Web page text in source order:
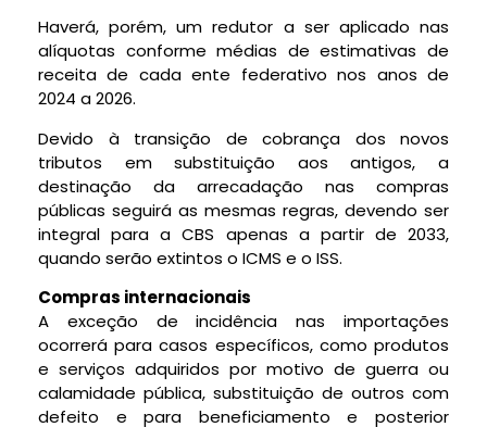
Haverá, porém, um redutor a ser aplicado nas
alíquotas conforme médias de estimativas de
receita de cada ente federativo nos anos de
2024 a 2026.
Devido à transição de cobrança dos novos
tributos em substituição aos antigos, a
destinação da arrecadação nas compras
públicas seguirá as mesmas regras, devendo ser
integral para a CBS apenas a partir de 2033,
quando serão extintos o ICMS e o ISS.
Compras internacionais
A exceção de incidência nas importações
ocorrerá para casos específicos, como produtos
e serviços adquiridos por motivo de guerra ou
calamidade pública, substituição de outros com
defeito e para beneficiamento e posterior